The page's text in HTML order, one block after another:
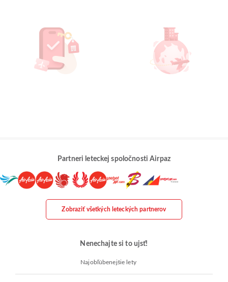
Partneri leteckej spoločnosti Airpaz
Zobraziť všetkých leteckých partnerov
Nenechajte si to ujsť!
Najobľúbenejšie lety